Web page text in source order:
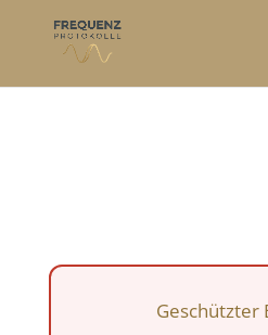
Geschützter